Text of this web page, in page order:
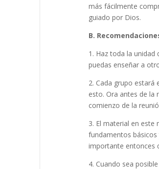
más fácilmente
guiado por Dios.
B.
1. Haz toda la
puedas enseñar a
2. Cada grupo
esto. Ora antes de la
comienzo de la
3. El material en este
fundamentos básicos
importante entonces
4. Cuando sea